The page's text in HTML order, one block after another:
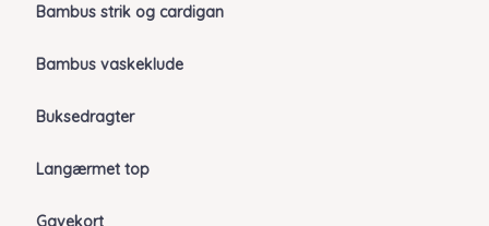
Bambus strik og cardigan
Bambus vaskeklude
Buksedragter
Langærmet top
Gavekort